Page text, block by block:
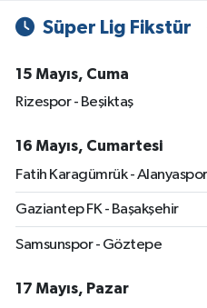
Süper Lig Fikstür
15 Mayıs, Cuma
Rizespor - Beşiktaş
16 Mayıs, Cumartesi
Fatih Karagümrük - Alanyaspor
Gaziantep FK - Başakşehir
Samsunspor - Göztepe
17 Mayıs, Pazar